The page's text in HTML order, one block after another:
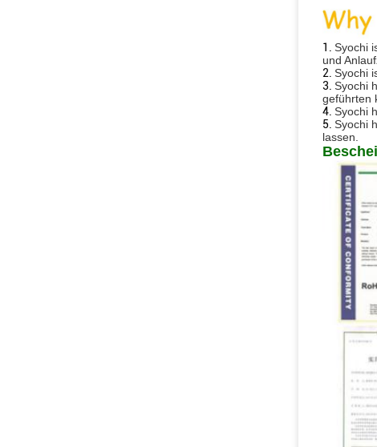
1. Syochi
und
2. Syochi
3. Syochi
geführten
4. Syochi
5. Syochi
lassen.